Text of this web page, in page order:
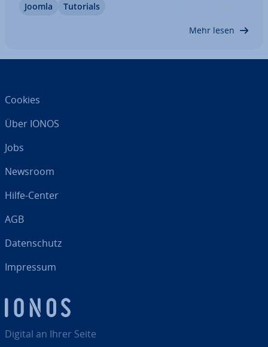
dank seiner Be­nut­zer­freund­lich­keit Millionen von
Joomla Tutorials
Mehr lesen
Digital an Ihrer Seite
Cookies
Über IONOS
Jobs
Newsroom
Hilfe-Center
AGB
Da­ten­schutz
Impressum